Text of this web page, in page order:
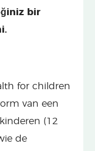
bir
for children
van een
(12
de